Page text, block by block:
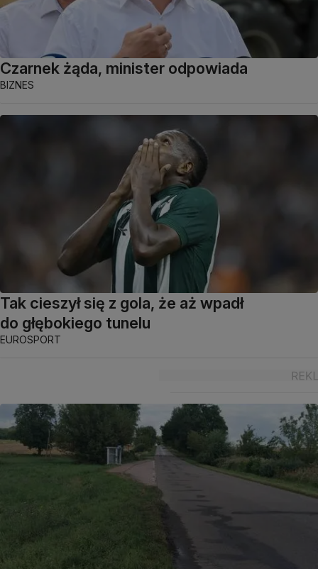
Czarnek żąda, minister odpowiada
BIZNES
Tak cieszył się z gola, że aż wpadł
do głębokiego tunelu
EUROSPORT